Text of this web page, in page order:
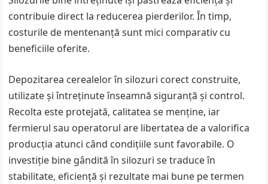
contribuie direct la reducerea pierderilor. În timp,
costurile de mentenanță sunt mici comparativ cu
beneficiile oferite.
Depozitarea cerealelor în silozuri corect construite,
utilizate și întreținute înseamnă siguranță și control.
Recolta este protejată, calitatea se menține, iar
fermierul sau operatorul are libertatea de a valorifica
producția atunci când condițiile sunt favorabile. O
investiție bine gândită în silozuri se traduce în
stabilitate, eficiență și rezultate mai bune pe termen